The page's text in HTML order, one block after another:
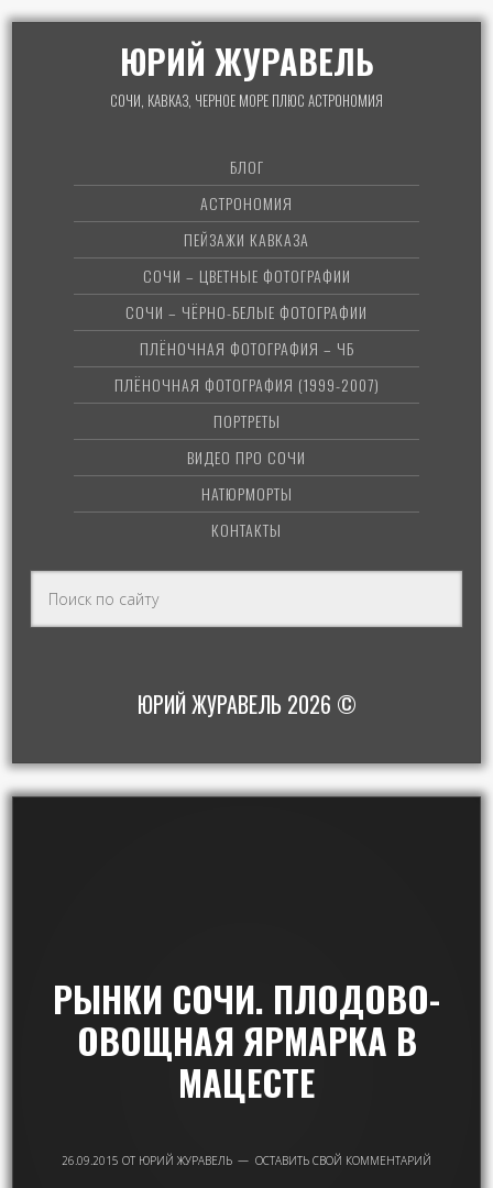
ЮРИЙ ЖУРАВЕЛЬ
СОЧИ, КАВКАЗ, ЧЕРНОЕ МОРЕ ПЛЮС АСТРОНОМИЯ
БЛОГ
АСТРОНОМИЯ
ПЕЙЗАЖИ КАВКАЗА
СОЧИ – ЦВЕТНЫЕ ФОТОГРАФИИ
СОЧИ – ЧЁРНО-БЕЛЫЕ ФОТОГРАФИИ
ПЛЁНОЧНАЯ ФОТОГРАФИЯ – ЧБ
ПЛЁНОЧНАЯ ФОТОГРАФИЯ (1999-2007)
ПОРТРЕТЫ
ВИДЕО ПРО СОЧИ
НАТЮРМОРТЫ
КОНТАКТЫ
ЮРИЙ ЖУРАВЕЛЬ 2026 ©
РЫНКИ СОЧИ. ПЛОДОВО-
ОВОЩНАЯ ЯРМАРКА В
МАЦЕСТЕ
26.09.2015 ОТ ЮРИЙ ЖУРАВЕЛЬ ОСТАВИТЬ СВОЙ КОММЕНТАРИЙ